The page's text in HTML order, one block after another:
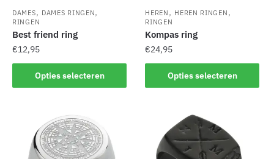
DAMES, DAMES RINGEN,
RINGEN
Best friend ring
€12,95
Opties selecteren
product
variaties.
Deze
HEREN , HEREN RINGEN ,
RINGEN
Kompas ring
€24,95
Opties selecteren
product
meerdere
variaties.
Deze